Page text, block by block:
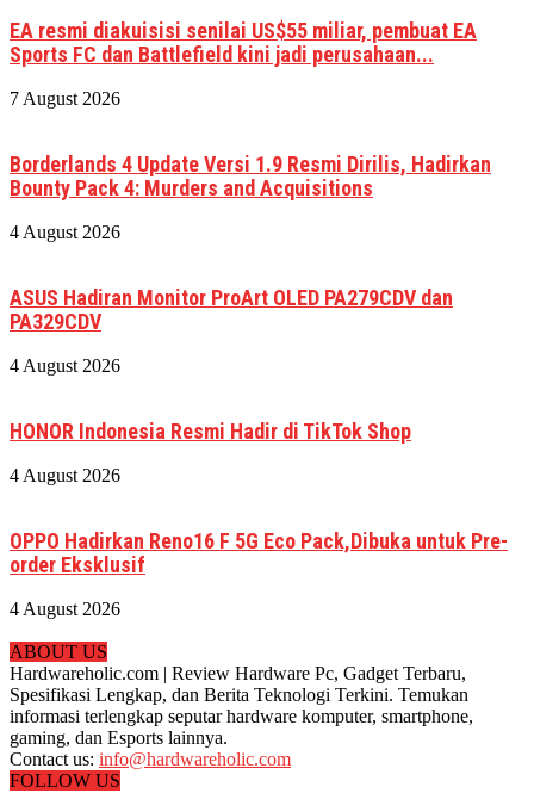
EA resmi diakuisisi senilai US$55 miliar, pembuat EA
Sports FC dan Battlefield kini jadi perusahaan...
7 August 2026
Borderlands 4 Update Versi 1.9 Resmi Dirilis, Hadirkan
Bounty Pack 4: Murders and Acquisitions
4 August 2026
ASUS Hadiran Monitor ProArt OLED PA279CDV dan
PA329CDV
4 August 2026
HONOR Indonesia Resmi Hadir di TikTok Shop
4 August 2026
OPPO Hadirkan Reno16 F 5G Eco Pack,Dibuka untuk Pre-
order Eksklusif
4 August 2026
ABOUT US
Hardwareholic.com | Review Hardware Pc, Gadget Terbaru,
Spesifikasi Lengkap, dan Berita Teknologi Terkini. Temukan
informasi terlengkap seputar hardware komputer, smartphone,
gaming, dan Esports lainnya.
Contact us: info@hardwareholic.com
FOLLOW US